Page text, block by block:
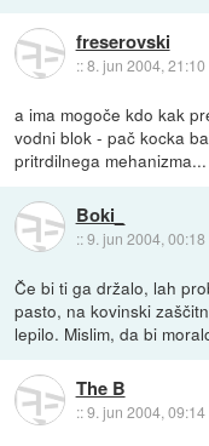
freserovski
::8. jun 2004, 21:10
a ima mogoče kdo kak
vodni blok - pač kocka
pritrdilnega
Boki_
::9. jun 2004, 00:18
Če bi ti ga držalo, lah
pasto, na kovinski
lepilo. Mislim, da bi
The B
::9. jun 2004, 09:14